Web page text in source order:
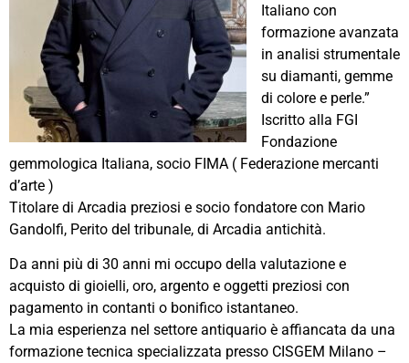
Italiano con
formazione avanzata
in analisi strumentale
su diamanti, gemme
di colore e perle.”
Iscritto alla FGI
Fondazione
gemmologica Italiana, socio FIMA ( Federazione mercanti
d’arte )
Titolare di Arcadia preziosi e socio fondatore con Mario
Gandolfi, Perito del tribunale, di Arcadia antichità.
Da anni più di 30 anni mi occupo della valutazione e
acquisto di gioielli, oro, argento e oggetti preziosi con
pagamento in contanti o bonifico istantaneo.
La mia esperienza nel settore antiquario è affiancata da una
formazione tecnica specializzata presso CISGEM Milano –